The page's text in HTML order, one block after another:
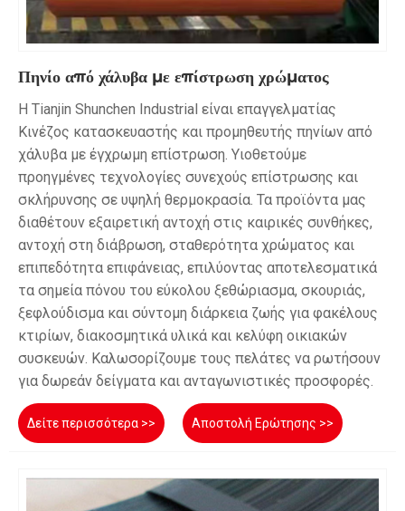
Πηνίο από χάλυβα με επίστρωση χρώματος
Η Tianjin Shunchen Industrial είναι επαγγελματίας
Κινέζος κατασκευαστής και προμηθευτής πηνίων από
χάλυβα με έγχρωμη επίστρωση. Υιοθετούμε
προηγμένες τεχνολογίες συνεχούς επίστρωσης και
σκλήρυνσης σε υψηλή θερμοκρασία. Τα προϊόντα μας
διαθέτουν εξαιρετική αντοχή στις καιρικές συνθήκες,
αντοχή στη διάβρωση, σταθερότητα χρώματος και
επιπεδότητα επιφάνειας, επιλύοντας αποτελεσματικά
τα σημεία πόνου του εύκολου ξεθώριασμα, σκουριάς,
ξεφλούδισμα και σύντομη διάρκεια ζωής για φακέλους
κτιρίων, διακοσμητικά υλικά και κελύφη οικιακών
συσκευών. Καλωσορίζουμε τους πελάτες να ρωτήσουν
για δωρεάν δείγματα και ανταγωνιστικές προσφορές.
Δείτε περισσότερα >> Αποστολή Ερώτησης >>